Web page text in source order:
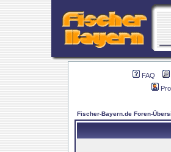
FAQ
Fischer-Bayern.de Foren-